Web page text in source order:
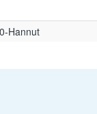
Hannut